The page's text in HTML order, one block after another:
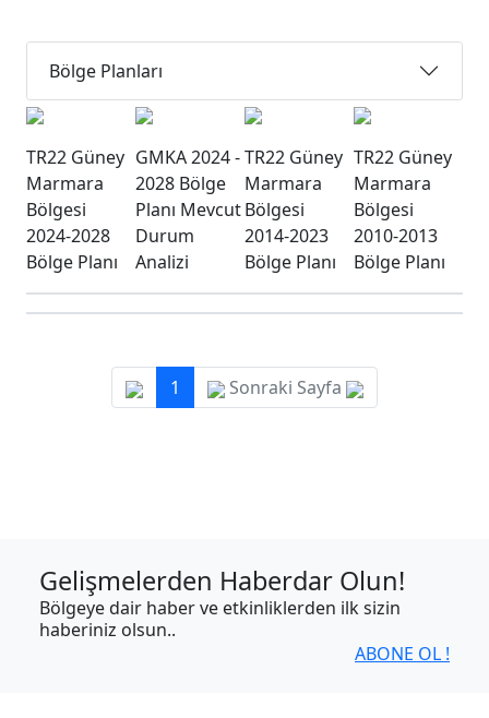
Bölge Planları
TR22 Güney
Marmara
Bölgesi
2024-2028
Bölge Planı
GMKA 2024 -
2028 Bölge
Planı Mevcut
Durum
Analizi
TR22 Güney
Marmara
Bölgesi
2014-2023
Bölge Planı
TR22 Güney
Marmara
Bölgesi
2010-2013
Bölge Planı
1 Sonraki Sayfa
Gelişmelerden Haberdar Olun!
Bölgeye dair haber ve etkinliklerden ilk sizin
haberiniz olsun..
ABONE OL !